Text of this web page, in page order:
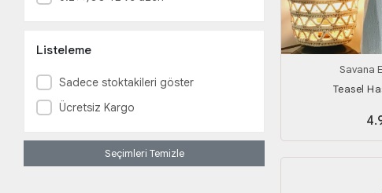
Listeleme
Sadece stoktakileri göster
Ücretsiz Kargo
Seçimleri Temizle
Savana
Teasel